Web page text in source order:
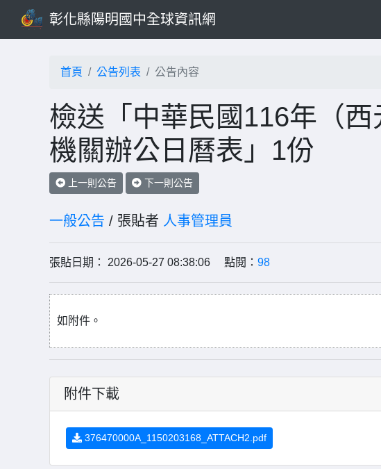
彰化縣陽明國中全球資訊網
首頁 公告列表 公告內容
檢送「中華民國116年（
機關辦公日曆表」1份
上一則公告 下一則公告
一般公告 / 張貼者 人事管理員
張貼日期： 2026-05-27 08:38:06 點閱： 98
如附件。
附件下載
376470000A_1150203168_ATTACH2.pdf